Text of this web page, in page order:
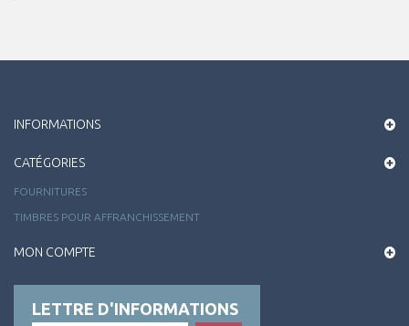
INFORMATIONS
CATÉGORIES
FOURNITURES
TIMBRES POUR AFFRANCHISSEMENT
MON COMPTE
LETTRE D'INFORMATIONS